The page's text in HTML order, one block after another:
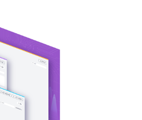
统一纳管
全面优化
持信创/非信创、多品牌CPU与GPU异构多
大模型算力技术瓶颈，可根据模型、芯片类
核心算力GPU使用效率。
>>